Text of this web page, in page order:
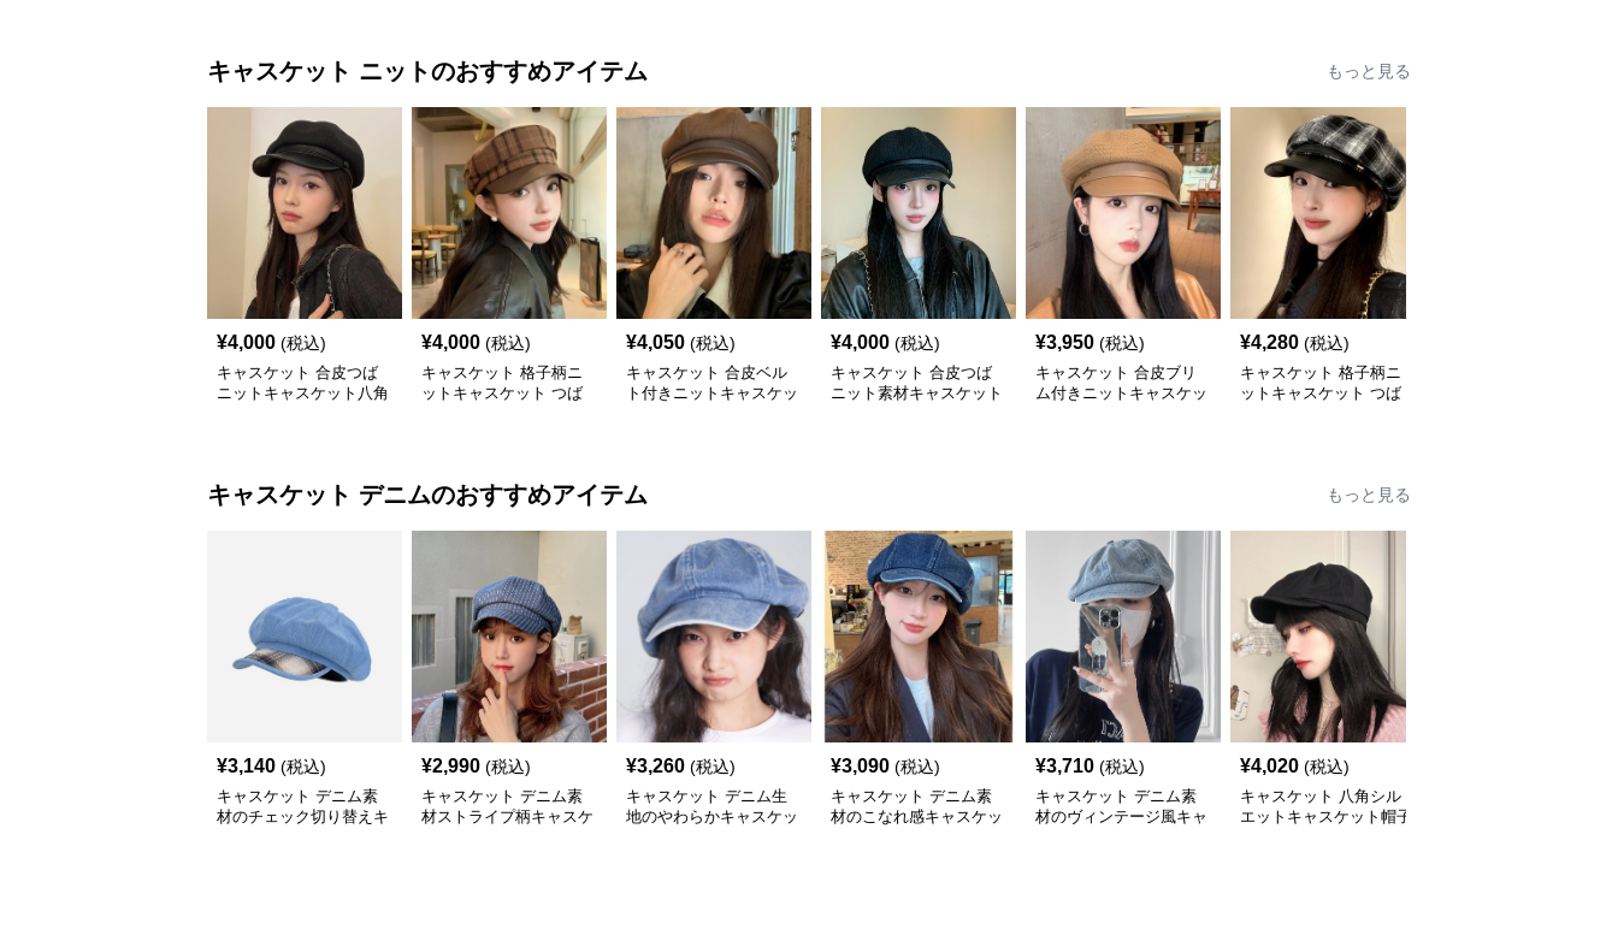
キャスケット ニットのおすすめアイテム もっと見る
¥4,000 (税込)
キャスケット 合皮つば
ニットキャスケット八角
¥4,000 (税込)
キャスケット 格子柄ニ
ットキャスケット つば
¥4,050 (税込)
キャスケット 合皮ベル
ト付きニットキャスケッ
¥4,000 (税込)
キャスケット 合皮つば
ニット素材キャスケット
¥3,950 (税込)
キャスケット 合皮ブリ
ム付きニットキャスケッ
¥4,280 (税込)
キャスケット 格子柄ニ
ットキャスケット つば
キャスケット デニムのおすすめアイテム もっと見る
¥3,140 (税込)
キャスケット デニム素
材のチェック切り替えキ
¥2,990 (税込)
キャスケット デニム素
材ストライプ柄キャスケ
¥3,260 (税込)
キャスケット デニム生
地のやわらかキャスケッ
¥3,090 (税込)
キャスケット デニム素
材のこなれ感キャスケッ
¥3,710 (税込)
キャスケット デニム素
材のヴィンテージ風キャ
¥4,020 (税込)
キャスケット 八角シル
エットキャスケット帽子